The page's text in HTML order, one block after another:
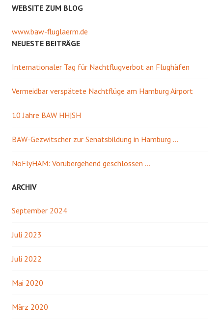
WEBSITE ZUM BLOG
www.baw-fluglaerm.de
NEUESTE BEITRÄGE
Internationaler Tag für Nachtflugverbot an Flughäfen
Vermeidbar verspätete Nachtflüge am Hamburg Airport
10 Jahre BAW HH|SH
BAW-Gezwitscher zur Senatsbildung in Hamburg …
NoFlyHAM: Vorübergehend geschlossen …
ARCHIV
September 2024
Juli 2023
Juli 2022
Mai 2020
März 2020